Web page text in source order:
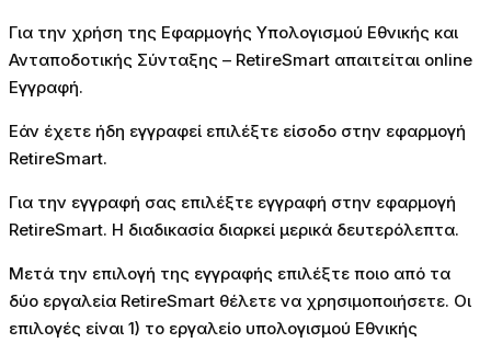
Για την χρήση της Εφαρμογής Υπολογισμού Εθνικής και
Ανταποδοτικής Σύνταξης – RetireSmart απαιτείται online
Εγγραφή.
Εάν έχετε ήδη εγγραφεί επιλέξτε είσοδο στην εφαρμογή
RetireSmart.
Για την εγγραφή σας επιλέξτε εγγραφή στην εφαρμογή
RetireSmart. H διαδικασία διαρκεί μερικά δευτερόλεπτα.
Μετά την επιλογή της εγγραφής επιλέξτε ποιο από τα
δύο εργαλεία RetireSmart θέλετε να χρησιμοποιήσετε. Οι
επιλογές είναι 1) το εργαλείο υπολογισμού Εθνικής